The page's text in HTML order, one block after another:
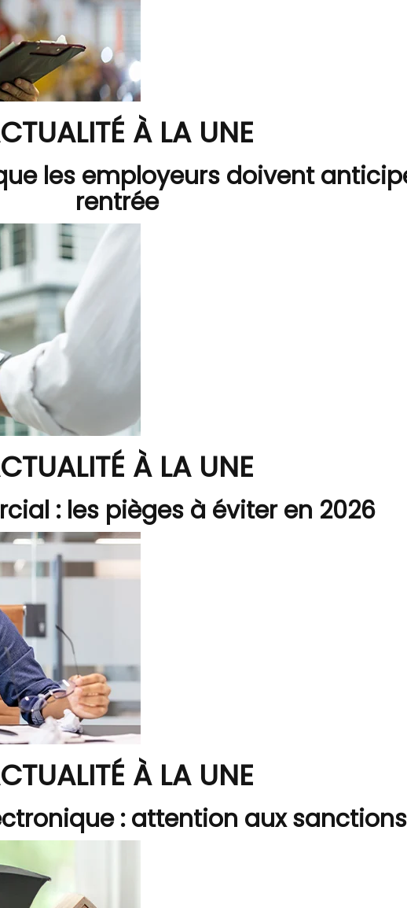
À LA UNE
les employeurs doivent
rentrée
À LA UNE
: les pièges à éviter en 2026
À LA UNE
: attention aux sanctions